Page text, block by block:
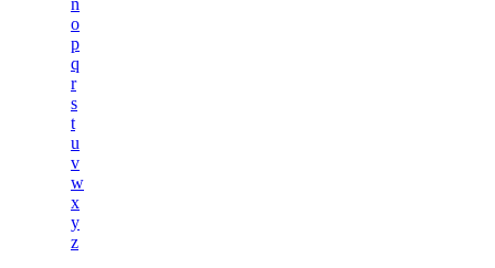
o
p
q
r
s
t
u
v
w
x
y
z